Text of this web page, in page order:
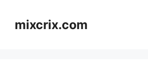
contentmixcrix.com